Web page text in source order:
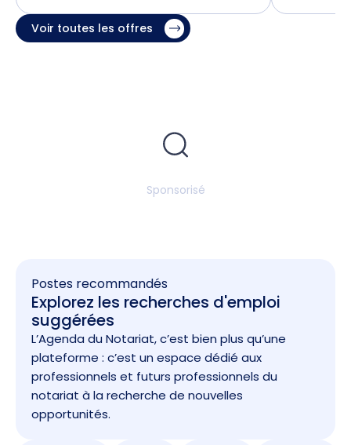
Voir toutes les offres
Sponsorisé
Postes recommandés
Explorez les recherches d'emploi
suggérées
L’Agenda du Notariat, c’est bien plus qu’une
plateforme : c’est un espace dédié aux
professionnels et futurs professionnels du
notariat à la recherche de nouvelles
opportunités.